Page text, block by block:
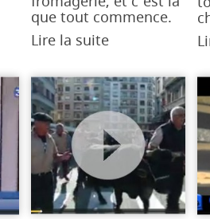
que tout commence.
Lire la suite